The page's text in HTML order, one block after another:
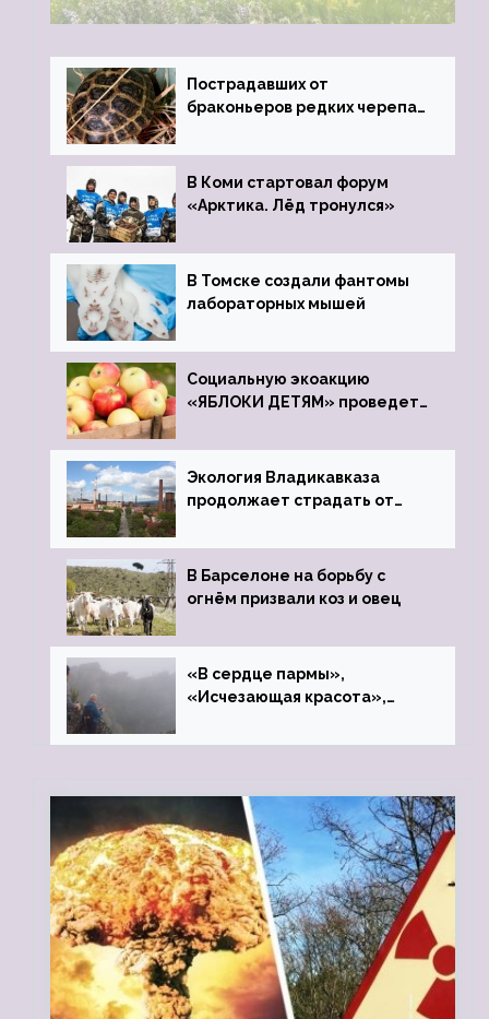
Пострадавших от
браконьеров редких черепах
зоопарк
В Коми стартовал форум
«Арктика. Лёд тронулся»
В Томске создали фантомы
лабораторных мышей
Социальную экоакцию
«ЯБЛОКИ ДЕТЯМ» проведет
Экология Владикавказа
продолжает страдать от
В Барселоне на борьбу с
огнём призвали коз и овец
«В сердце пармы»,
«Исчезающая красота»,